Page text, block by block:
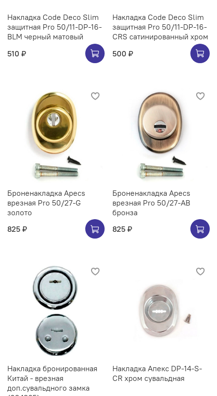
Накладка Code Deco Slim
защитная Pro 50/11-DP-16-
BLM черный матовый
510 ₽
Накладка Code Deco Slim
защитная Pro 50/11-DP-16-
CRS сатинированный хром
500 ₽
Броненакладка Apecs
врезная Pro 50/27-G
золото
825 ₽
Броненакладка Apecs
врезная Pro 50/27-AB
бронза
825 ₽
Накладка бронированная
Китай - врезная
доп.сувальдного замка
Накладка Апекс DP-14-S-
CR хром сувальдная